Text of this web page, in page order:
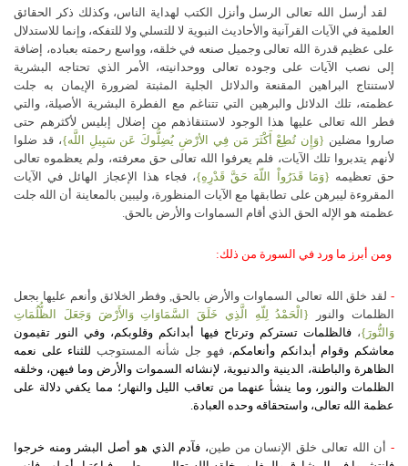
لقد أرسل الله تعالى الرسل وأنزل الكتب لهداية الناس، وكذلك ذكر الحقائق
العلمية في الآيات القرآنية والأحاديث النبوية لا للتسلي ولا للتفكه، وإنما للاستدلال
على عظيم قدرة الله تعالى وجميل صنعه في خلقه، وواسع رحمته بعباده، إضافة
إلى نصب الآيات على وجوده تعالى ووحدانيته، الأمر الذي تحتاجه البشرية
لاستنتاج البراهين المقنعة والدلائل الجلية المثبتة لضرورة الإيمان به جلت
عظمته، تلك الدلائل والبرهين التي تتناغم مع الفطرة البشرية الأصيلة، والتي
فطر الله تعالى عليها هذا الوجود لاستنقاذهم من إضلال إبليس لأكثرهم حتى
صاروا مضلين {وَإِن تُطِعْ أَكْثَرَ مَن فِي الأرْضِ يُضِلُّوكَ عَن سَبِيلِ اللَّه}، قد ضلوا
لأنهم يتدبروا تلك الآيات، فلم يعرفوا الله تعالى حق معرفته، ولم يعظموه تعالى
حق تعظيمه {وَمَا قَدَرُواْ اللّهَ حَقَّ قَدْرِهِ}، فجاء هذا الإعجاز الهائل في الآيات
المقروءة ليبرهن على تطابقها مع الآيات المنظورة، وليبين بالمعاينة أن الله جلت
عظمته هو الإله الحق الذي أقام السماوات والأرض بالحق.
ومن أبرز ما ورد في السورة من ذلك:
- لقد خلق الله تعالى السماوات والأرض بالحق‏,‏ وفطر الخلائق وأنعم عليها بجعل
الظلمات والنور‏ {الْحَمْدُ لِلّهِ الَّذِي خَلَقَ السَّمَاوَاتِ وَالأَرْضَ وَجَعَلَ الظُّلُمَاتِ
وَالنُّورَ}، فالظلمات تستركم وترتاح فيها أبدانكم وقلوبكم، وفي النور تقيمون
معاشكم وقوام أبدانكم وأنعامكم ، فهو جل شأنه المستوجب للثناء على نعمه
الظاهرة والباطنة، الدينية والدنيوية، لإنشائه السموات والأرض وما فيهن، وخلقه
الظلمات والنور، وما ينشأ عنهما من تعاقب الليل والنهار؛ مما يكفي دلالة على
عظمة الله تعالى، واستحقاقه وحده العبادة.
- أن الله تعالى خلق الإنسان من طين‏، فآدم الذي هو أصل البشر ومنه خرجوا